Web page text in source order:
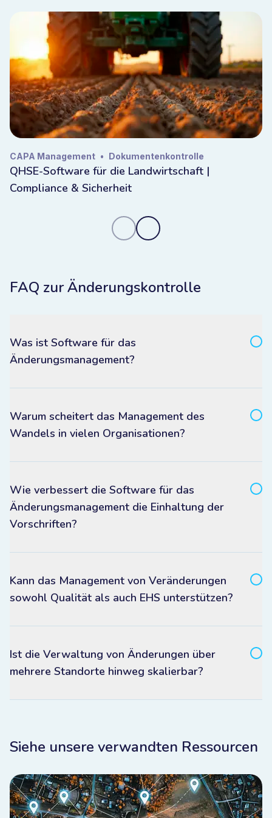
definieren die Governance einmal und skalieren die
Ausführung ohne Kontrollverlust.
Sicherheit und Datenkontrolle in
der Management-of-Change-
Software
compliancekritische Informationen. Bizzmine ist im
EU-Besitz, wurde in der EU entwickelt und wird in der
EU gehostet, sodass Ihre Daten der europäischen
Sie behalten die volle Kontrolle über Zugriff,
auch in EHS-Umgebungen zuverlässig, sicher und
revisionssicher sind.
CAPA Management • Dokumentenkontrolle
QHSE-Software für die Landwirtschaft |
Compliance & Sicherheit
FAQ zur Änderungskontrolle
Was ist Software für das
Änderungsmanagement?
Warum scheitert das Management des
Wandels in vielen Organisationen?
Wie verbessert die Software für das
Änderungsmanagement die Einhaltung der
Vorschriften?
Kann das Management von Veränderungen
sowohl Qualität als auch EHS unterstützen?
Ist die Verwaltung von Änderungen über
mehrere Standorte hinweg skalierbar?
Siehe unsere verwandten Ressourcen